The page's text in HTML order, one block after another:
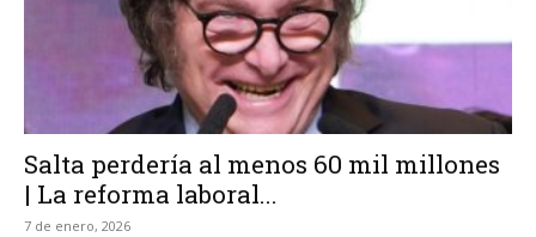
Salta perdería al menos 60 mil millones
| La reforma laboral...
7 de enero, 2026